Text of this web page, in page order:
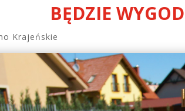
BĘDZIE
Krajeńskie